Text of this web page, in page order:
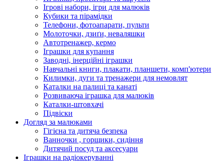
Ігрові набори, ігри для малюків
Кубики та пірамідки
Телефони, фотоапарати, пульти
Молоточки, дзиґи, неваляшки
Автотренажер, кермо
Іграшки для купання
Заводні, інерційні іграшки
Навчальні книги, плакати, планшети, комп'ютери
Килимки, дуги та тренажери для немовлят
Каталки на палиці та канаті
Розвиваюча іграшка для малюків
Каталки-штовхачі
Підвіски
Догляд за малюками
Гігієна та дитяча безпека
Ванночки , горщики, сидіння
Дитячий посуд та аксесуари
Іграшки на радіокеруванні